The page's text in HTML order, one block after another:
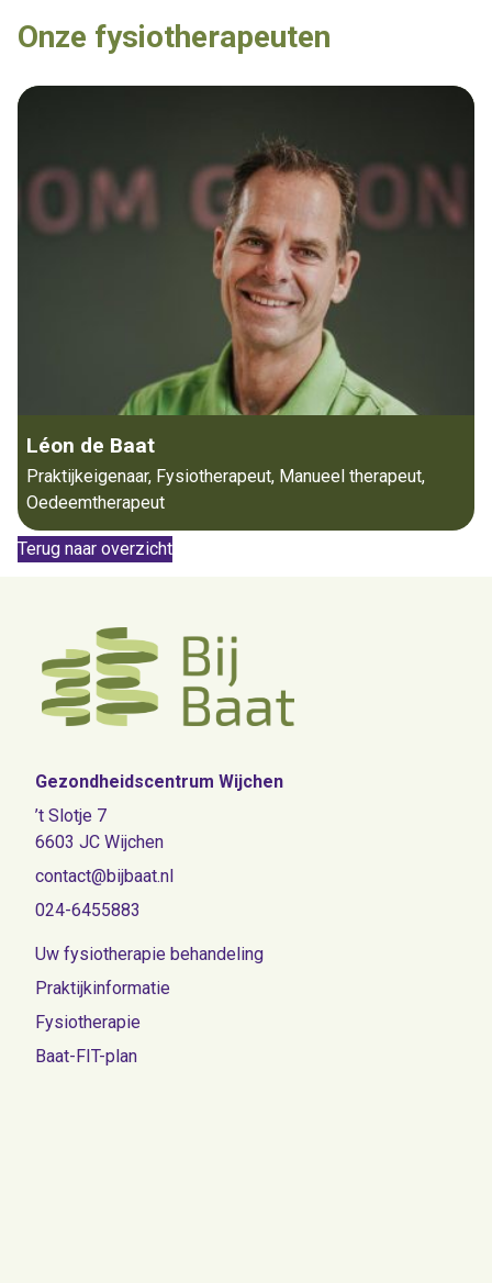
Onze fysiotherapeuten
Léon de Baat
Praktijkeigenaar, Fysiotherapeut, Manueel therapeut,
Oedeemtherapeut
Terug naar overzicht
Gezondheidscentrum Wijchen
’t Slotje 7
6603 JC Wijchen
contact@bijbaat.nl
024-6455883
Uw fysiotherapie behandeling
Praktijkinformatie
Fysiotherapie
Baat-FIT-plan